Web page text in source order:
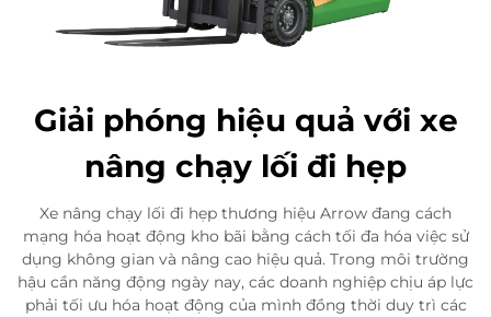
Giải phóng hiệu quả với xe
nâng chạy lối đi hẹp
Xe nâng chạy lối đi hẹp thương hiệu Arrow đang cách
mạng hóa hoạt động kho bãi bằng cách tối đa hóa việc sử
dụng không gian và nâng cao hiệu quả. Trong môi trường
hậu cần năng động ngày nay, các doanh nghiệp chịu áp lực
phải tối ưu hóa hoạt động của mình đồng thời duy trì các